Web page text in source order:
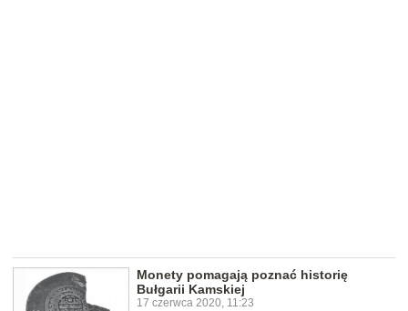
Monety pomagają poznać historię
Bułgarii Kamskiej
17 czerwca 2020, 11:23